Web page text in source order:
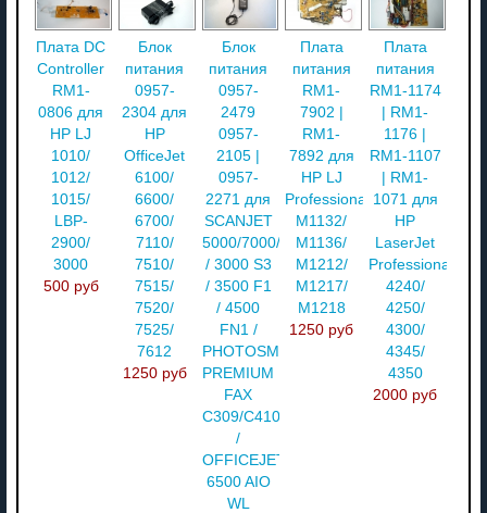
Плата DC
Controller
RM1-
0806 для
HP LJ
1010/
1012/
1015/
LBP-
2900/
3000
500 руб
Блок
питания
0957-
2304 для
HP
OfficeJet
6100/
6600/
6700/
7110/
7510/
7515/
7520/
7525/
7612
1250 руб
Блок
питания
0957-
2479
0957-
2105 |
0957-
2271 для
SCANJET
5000/7000/7500
/ 3000 S3
/ 3500 F1
/ 4500
FN1 /
PHOTOSMART
PREMIUM
FAX
C309/C410
/
OFFICEJET
6500 AIO
WL
Плата
питания
RM1-
7902 |
RM1-
7892 для
HP LJ
Professional
M1132/
M1136/
M1212/
M1217/
M1218
1250 руб
Плата
питания
RM1-1174
| RM1-
1176 |
RM1-1107
| RM1-
1071 для
HP
LaserJet
Professional
4240/
4250/
4300/
4345/
4350
2000 руб